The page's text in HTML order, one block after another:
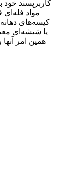
کاربرپسند خود
مواد فله‌ای
کیسه‌های
همین امر